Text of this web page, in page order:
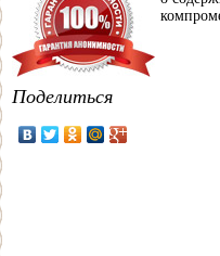
Поделиться